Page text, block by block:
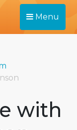
Menu
with